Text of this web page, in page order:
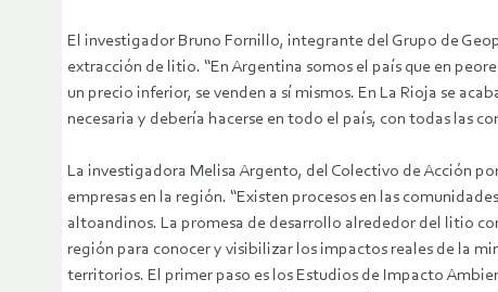
El investigador Bruno Fornillo, integrante del Grupo de
extracción de litio. “En Argentina somos el país que en
un precio inferior, se venden a sí mismos. En La Rioja se
necesaria y debería hacerse en todo el país, con todas las
La investigadora Melisa Argento, del Colectivo de Acción
empresas en la región. “Existen procesos en las
altoandinos. La promesa de desarrollo alrededor del litio
región para conocer y visibilizar los impactos reales de la
territorios. El primer paso es los Estudios de Impacto